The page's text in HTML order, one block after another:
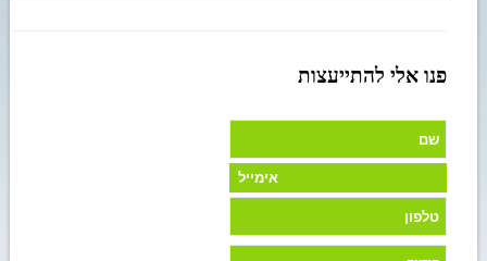
פנו אלי להתייעצות